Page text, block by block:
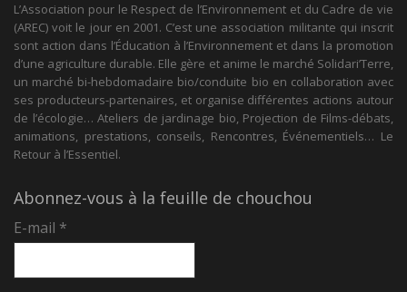
L’Association pour le Respect de l’Environnement et du Cadre de vie
(AREC) voit le jour en 2001. C’est une association militante qui inscrit
sont action dans l’Éducation à l’Environnement et dans la promotion
d’une agriculture durable. Elle gère et anime le marché Solidari’Terre,
un marché bi-hebdomadaire bio/conduite bio en collaboration avec
ses producteurs-partenaires, et organise différentes actions autour
de l’écologie… Ateliers de jardinage bio, Projection de Films-débats,
animations, prestations, conseils, Rencontres, Événementiels… Le
Retour à l’Essentiel.
Abonnez-vous à la feuille de chouchou
E-mail *